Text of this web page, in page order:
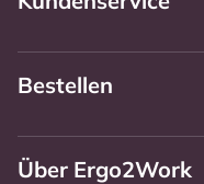
Bestellen
Über Ergo2Work